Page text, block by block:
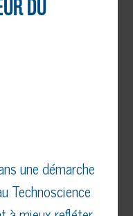
DU
une démarche
Technoscience